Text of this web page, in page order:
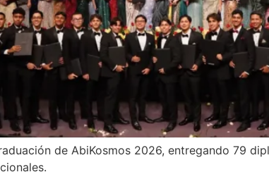
de AbiKosmos 2026, entregando 79